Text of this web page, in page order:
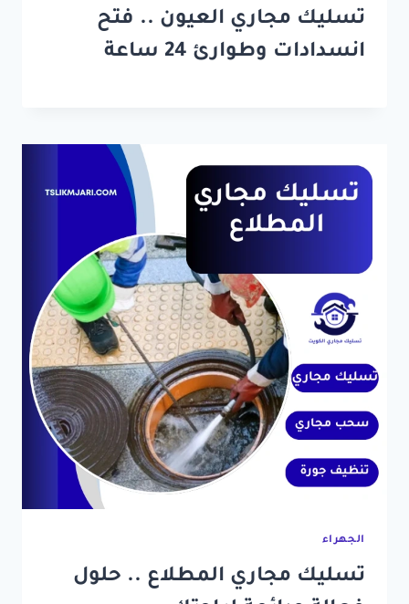
تسليك مجاري العيون .. فتح
انسدادات وطوارئ 24 ساعة
الجهراء
تسليك مجاري المطلاع .. حلول